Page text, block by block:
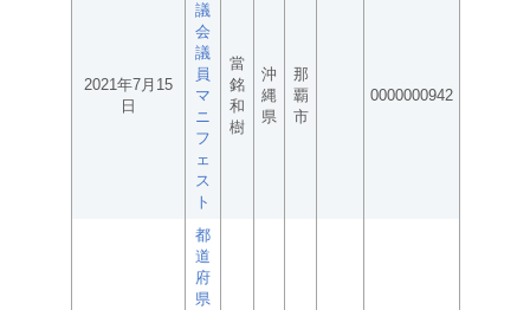
2021年7月15
日
議
会
議
員
マ
ニ
フ
ェ
ス
ト
當
銘
和
樹
沖
縄
県
那
覇
市
0000000942
都
道
府
県